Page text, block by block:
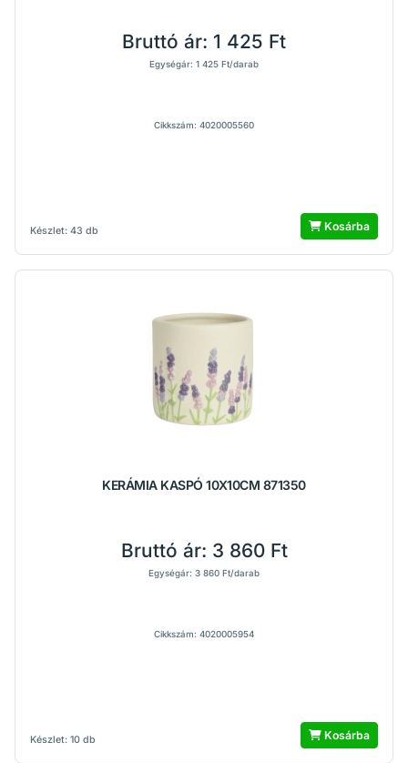
Készlet: 43 db
Bruttó ár: 1 425 Ft
Egységár: 1 425 Ft/darab
Cikkszám: 4020005560
Kosárba
KERÁMIA KASPÓ 10X10CM 871350
Készlet: 10 db
Bruttó ár: 3 860 Ft
Egységár: 3 860 Ft/darab
Cikkszám: 4020005954
Kosárba